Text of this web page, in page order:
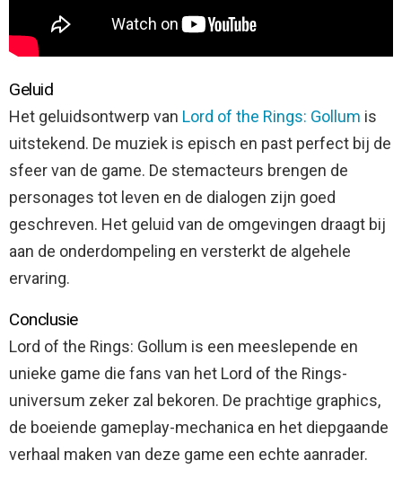
Geluid
Het geluidsontwerp van Lord of the Rings: Gollum is
uitstekend. De muziek is episch en past perfect bij de
sfeer van de game. De stemacteurs brengen de
personages tot leven en de dialogen zijn goed
geschreven. Het geluid van de omgevingen draagt bij
aan de onderdompeling en versterkt de algehele
ervaring.
Conclusie
Lord of the Rings: Gollum is een meeslepende en
unieke game die fans van het Lord of the Rings-
universum zeker zal bekoren. De prachtige graphics,
de boeiende gameplay-mechanica en het diepgaande
verhaal maken van deze game een echte aanrader.